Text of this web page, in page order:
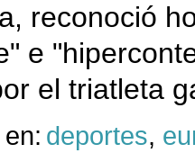
reconoció
e
el triatleta
deportes,